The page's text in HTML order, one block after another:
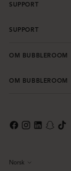
SUPPORT
SUPPORT
OM BUBBLEROOM
OM BUBBLEROOM
Språk
Norsk